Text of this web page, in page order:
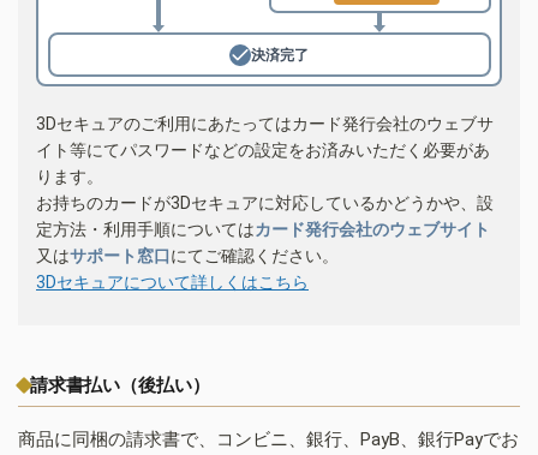
決済完了
3Dセキュアのご利用にあたってはカード発行会社のウェブサ
イト等にてパスワードなどの設定をお済みいただく必要があ
ります。
お持ちのカードが3Dセキュアに対応しているかどうかや、設
定方法・利用手順についてはカード発行会社のウェブサイト
又はサポート窓口にてご確認ください。
3Dセキュアについて詳しくはこちら
請求書払い（後払い）
商品に同梱の請求書で、コンビニ、銀行、PayB、銀行Payでお